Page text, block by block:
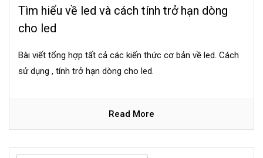
Tìm hiểu về led và cách tính trở hạn dòng
cho led
Bài viết tổng hợp tất cả các kiến thức cơ bản về led. Cách
sử dụng , tính trở hạn dòng cho led.
Read More
Search